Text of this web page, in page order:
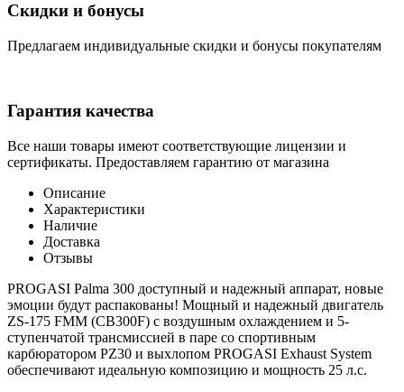
Скидки и бонусы
Предлагаем индивидуальные скидки и бонусы покупателям
Гарантия качества
Все наши товары имеют соответствующие лицензии и
сертификаты. Предоставляем гарантию от магазина
Описание
Характеристики
Наличие
Доставка
Отзывы
PROGASI Palma 300 доступный и надежный аппарат, новые
эмоции будут распакованы! Мощный и надежный двигатель
ZS-175 FMM (CB300F) с воздушным охлаждением и 5-
ступенчатой трансмиссией в паре со спортивным
карбюратором PZ30 и выхлопом PROGASI Exhaust System
обеспечивают идеальную композицию и мощность 25 л.с.